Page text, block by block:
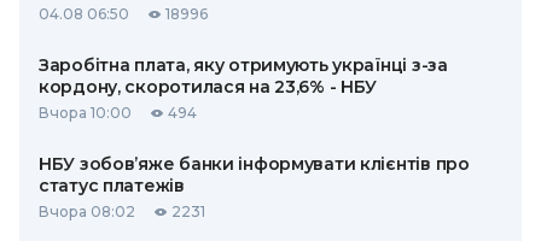
04.08 06:50 18996
Заробітна плата, яку отримують українці з-за
кордону, скоротилася на 23,6% - НБУ
Вчора 10:00 494
НБУ зобов’яже банки інформувати клієнтів про
статус платежів
Вчора 08:02 2231